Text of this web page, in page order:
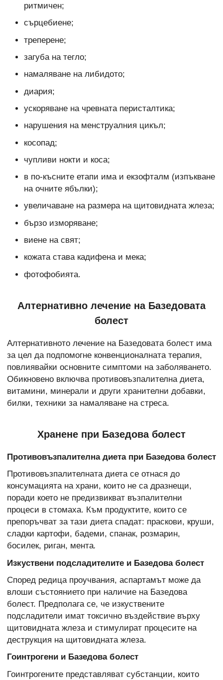
ритмичен;
сърцебиене;
треперене;
загуба на тегло;
намаляване на либидото;
диария;
ускоряване на чревната перисталтика;
нарушения на менструалния цикъл;
косопад;
чупливи нокти и коса;
в по-късните етапи има и екзофталм (изпъкване
на очните ябълки);
увеличаване на размера на щитовидната жлеза;
бързо изморяване;
виене на свят;
кожата става кадифена и мека;
фотофобията.
Алтернативно лечение на Базедовата
болест
Алтернативното лечение на Базедовата болест има
за цел да подпомогне конвенционалната терапия,
повлиявайки основните симптоми на заболяването.
Обикновено включва противовъзпалителна диета,
витамини, минерали и други хранителни добавки,
билки, техники за намаляване на стреса.
Хранене при Базедова болест
Противовъзпалителна диета при Базедова болест
Противовъзпалителната диета се отнася до
консумацията на храни, които не са дразнещи,
поради което не предизвикват възпалителни
процеси в стомаха. Към продуктите, които се
препоръчват за тази диета спадат: праскови, круши,
сладки картофи, бадеми, спанак, розмарин,
босилек, риган, мента.
Изкуствени подсладителите и Базедова болест
Според редица проучвания, аспартамът може да
влоши състоянието при наличие на Базедова
болест. Предполага се, че изкуствените
подсладители имат токсично въздействие върху
щитовидната жлеза и стимулират процесите на
деструкция на щитовидната жлеза.
Гоинтрогени и Базедова болест
Гоинтрогените представляват субстанции, които